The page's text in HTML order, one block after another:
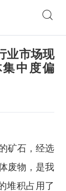
业市场现
中度偏
矿石，经选
废物，是我
堆积占用了